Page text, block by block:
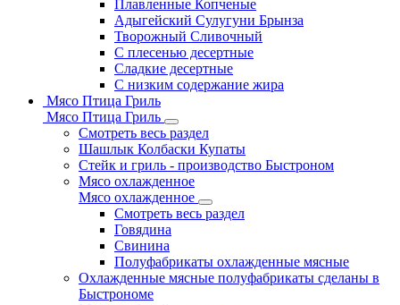
Плавленные Копченые
Адыгейский Сулугуни Брынза
Творожный Сливочный
С плесенью десертные
Сладкие десертные
С низким содержание жира
Мясо Птица Гриль
Мясо Птица Гриль
Смотреть весь раздел
Шашлык Колбаски Купаты
Стейк и гриль - производство Быстроном
Мясо охлажденное
Мясо охлажденное
Смотреть весь раздел
Говядина
Свинина
Полуфабрикаты охлажденные мясные
Охлажденные мясные полуфабрикаты сделаны в
Быстрономе